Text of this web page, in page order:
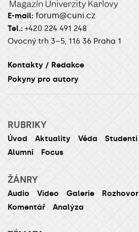
E-mail: forum@cuni.cz
Tel.: +420 224 491 248
Ovocný trh 3–5, 116 36 Praha 1
Kontakty / Redakce
Pokyny pro autory
RUBRIKY
Úvod Aktuality Věda Studenti
Alumni
Focus
ŽÁNRY
Audio Video Galerie Rozhovor
Komentář
Analýza